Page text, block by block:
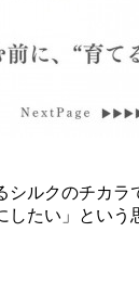
シルクのチカ
したい」という